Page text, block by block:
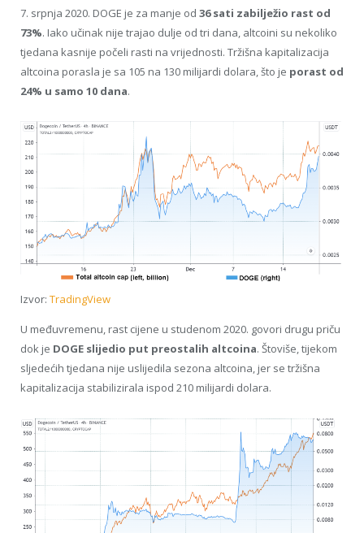
7. srpnja 2020. DOGE je za manje od 36 sati zabilježio rast od
73%. Iako učinak nije trajao dulje od tri dana, altcoini su nekoliko
tjedana kasnije počeli rasti na vrijednosti. Tržišna kapitalizacija
altcoina porasla je sa 105 na 130 milijardi dolara, što je porast od
24% u samo 10 dana.
Izvor: TradingView
U međuvremenu, rast cijene u studenom 2020. govori drugu priču
dok je DOGE slijedio put preostalih altcoina. Štoviše, tijekom
sljedećih tjedana nije uslijedila sezona altcoina, jer se tržišna
kapitalizacija stabilizirala ispod 210 milijardi dolara.